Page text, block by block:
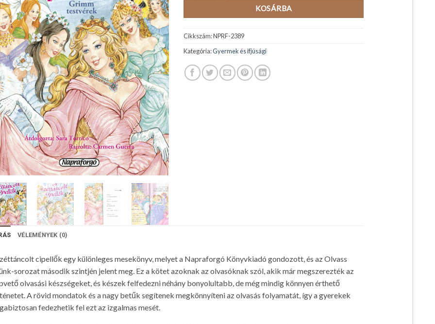
KOSÁRBA
Cikkszám:NPRF-2389
Kategória:Gyermek és ifjúsági
VÉLEMÉNYEK (0)
cipellők egy különleges mesekönyv, melyet a Napraforgó Könyvkiadó gondozott, és az Olvass
sorozat második szintjén jelent meg. Ez a kötet azoknak az olvasóknak szól, akik már megszerezték az
olvasási készségeket, és készek felfedezni néhány bonyolultabb, de még mindig könnyen érthető
A rövid mondatok és a nagy betűk segítenek megkönnyíteni az olvasás folyamatát, így a gyerekek
fedezhetik fel ezt az izgalmas mesét.